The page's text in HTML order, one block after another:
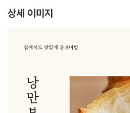
상세 이미지